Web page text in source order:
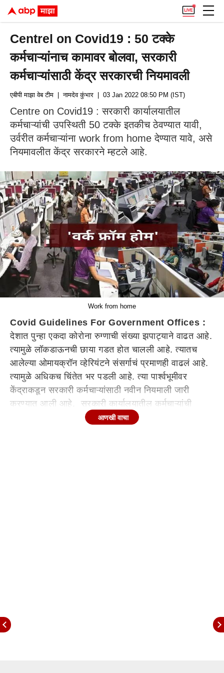
Centrel on Covid19 : 50 टक्के
कर्मचाऱ्यांनाच कामावर बोलवा, सरकारी
कर्मचाऱ्यांसाठी केंद्र सरकारची नियमावली
एबीपी माझा वेब टीम | नामदेव कुंभार | 03 Jan 2022 08:50 PM (IST)
Centre on Covid19 : सरकारी कार्यालयातील
कर्मचाऱ्यांची उपस्थिती 50 टक्के इतकीच ठेवण्यात यावी,
उर्वरीत कर्मचाऱ्यांना work from home देण्यात यावे, असे
नियमावलीत केंद्र सरकारने म्हटले आहे.
Work from home
Covid Guidelines For Government Offices :
देशात पुन्हा एकदा कोरोना रुग्णाची संख्या झपाट्याने वाढत आहे.
त्यामुळे लॉकडाऊनची छाया गडत होत चालली आहे. त्यातच
आलेल्या ओमायक्रॉन व्हेरियंटने संसर्गाचं प्रमाणही वाढलं आहे.
त्यामुळे अधिकच चिंतेत भर पडली आहे. त्या पार्श्वभूमीवर
केंद्राकडून सरकारी कर्मचाऱ्यांसाठी नवीन नियमाली जारी
करण्यात आली आहे. सरकारी कार्यालयातील कर्मचाऱ्यांची
उपस्थिती 50 टक्के इतकीच ठेवण्यात यावी, उर्वरीत कर्मचाऱ्यांना
आणखी वाचा